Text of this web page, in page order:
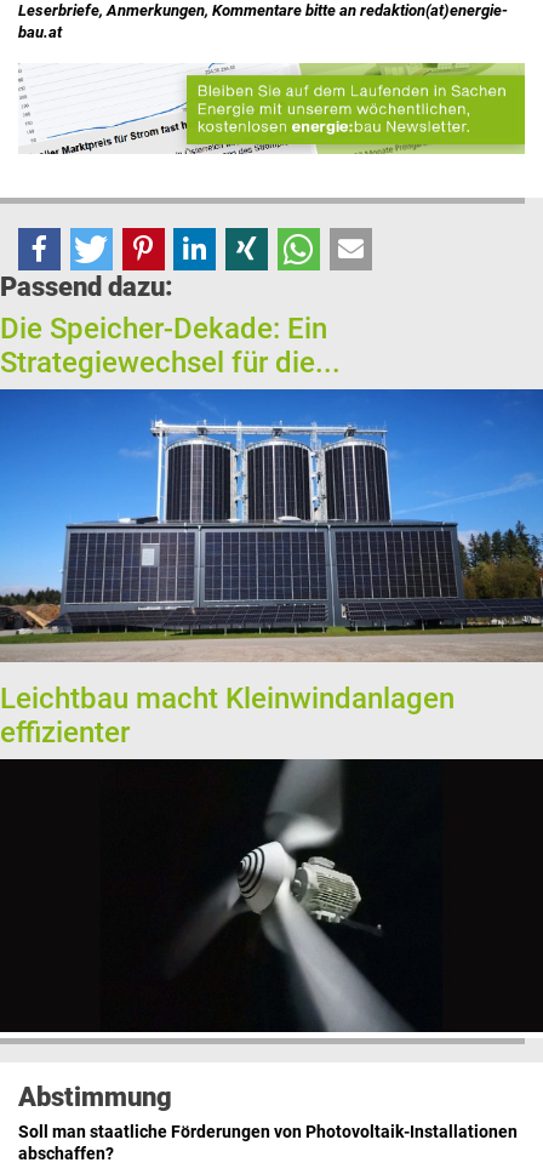
Leserbriefe, Anmerkungen, Kommentare bitte an redaktion(at)energie-
bau.at
Passend dazu:
Die Speicher-Dekade: Ein
Strategiewechsel für die...
Leichtbau macht Kleinwindanlagen
effizienter
Abstimmung
Soll man staatliche Förderungen von Photovoltaik-Installationen
abschaffen?